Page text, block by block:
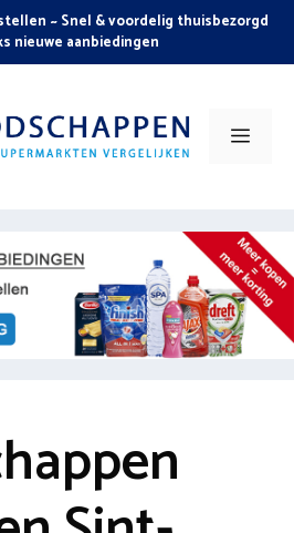
~ Snel & voordelig thuisbezorgd
nieuwe aanbiedingen
Menu